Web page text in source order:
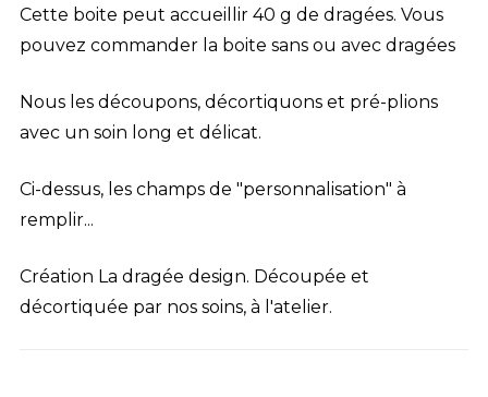
Cette boite peut accueillir 40 g de dragées. Vous
pouvez commander la boite sans ou avec dragées
Nous les découpons, décortiquons et pré-plions
avec un soin long et délicat.
Ci-dessus, les champs de "personnalisation" à
remplir...
Création La dragée design. Découpée et
décortiquée par nos soins, à l'atelier.